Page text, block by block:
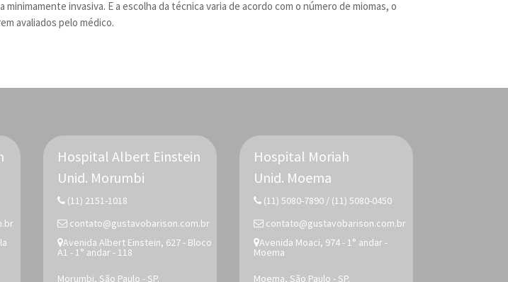
invasiva. E a escolha da técnica varia de acordo com o número de miomas, o
avaliados pelo médico.
Hospital Albert Einstein
Unid. Morumbi
(11) 2151-1018
contato@gustavobarison.com.br
Avenida Albert Einstein, 627 - Bloco
A1 - 1° andar - 118
Morumbi, São Paulo - SP.
Hospital Moriah
Unid. Moema
(11) 5080-7890 / (11) 5080-0450
contato@gustavobarison.com.br
Avenida Moaci, 974 - 1° andar -
Moema
Moema, São Paulo - SP.